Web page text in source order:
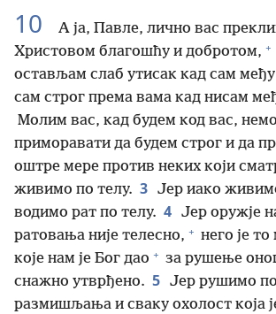
10
А ја, Павле, лично вас
Христовом благошћу и добротом, +
остављам слаб утисак кад сам
сам строг према вама кад нисам
Молим вас, кад будем код вас,
приморавати да будем строг и да
оштре мере против неких који
живимо по телу. 3 Јер иако
водимо рат по телу. 4 Јер оружје
ратовања није телесно, + него је
које нам је Бог дао + за рушење
снажно утврђено. 5 Јер рушимо
размишљања и сваку охолост која